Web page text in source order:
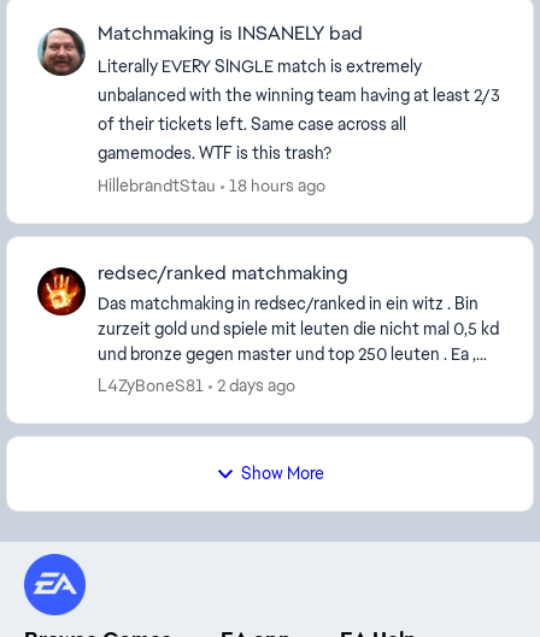
Matchmaking is INSANELY bad
Literally EVERY SINGLE match is extremely
unbalanced with the winning team having at least 2/3
of their tickets left. Same case across all
gamemodes. WTF is this trash?
HillebrandtStau
18 hours ago
redsec/ranked matchmaking
Das matchmaking in redsec/ranked in ein witz . Bin
zurzeit gold und spiele mit leuten die nicht mal 0,5 kd
und bronze gegen master und top 250 leuten . Ea ,
was meint ihr , wie diese runden ausseh...
L4ZyBoneS81 2 days ago
Show More